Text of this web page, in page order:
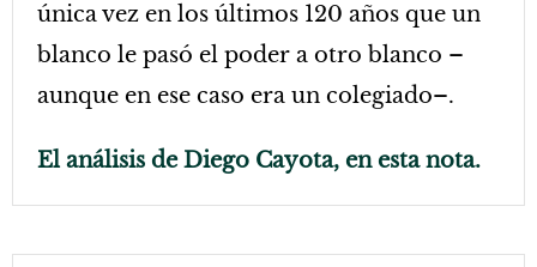
única vez en los últimos 120 años que un
blanco le pasó el poder a otro blanco –
aunque en ese caso era un colegiado–.
El análisis de Diego Cayota, en esta nota.